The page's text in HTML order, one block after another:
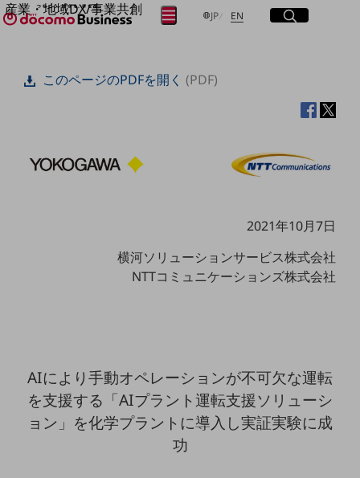
産業・地域DX/事業共創
OPEN HUB for Plural Futures
OPEN HUB for Plural Futuresとは
Smart World
自治体・地域社会との共創
LGPF(Local Government Platform)
JP日本語
EN Englishサイト内検索
開く
メニュー
開く
フリーワードを入力して探す
フリーワードでNTTドコモビジネスの
検索する
このページのPDFを開く(PDF)
2021年10月7日
横河ソリューションサービス株式会社
NTTコミュニケーションズ株式会社
AIにより手動オペレーションが不可欠な運転
を支援する「AIプラント運転支援ソリューシ
ョン」を化学プラントに導入し実証実験に成
功